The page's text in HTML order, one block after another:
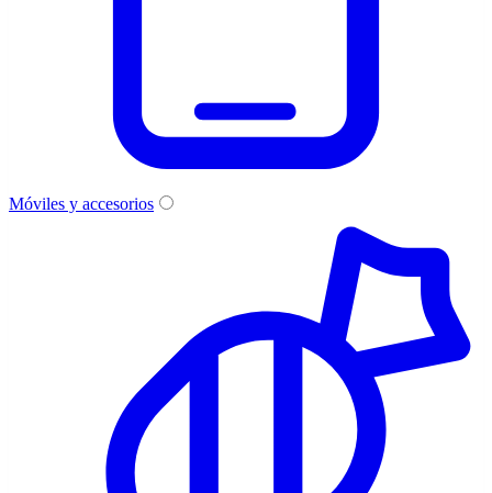
Móviles y accesorios